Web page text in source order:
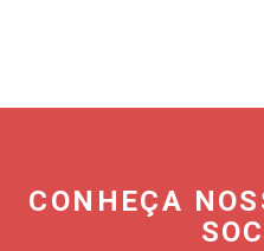
CONHEÇA